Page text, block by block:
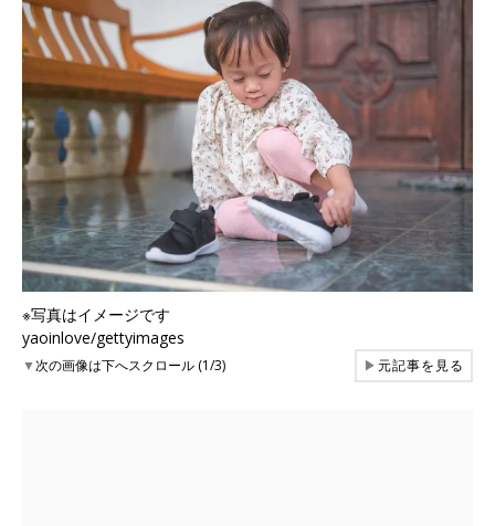
※写真はイメージです
yaoinlove/gettyimages
▼次の画像は下へスクロール (1/3) ▶元記事を見る